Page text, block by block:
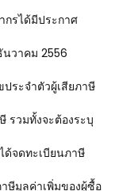
กรได้มีประกาศ
วาคม 2556
ระจำตัวผู้เสียภาษี
รวมทั้งจะต้องระบุ
ด้จดทะเบียนภาษี
ษีมูลค่าเพิ่มของผู้ซื้อ